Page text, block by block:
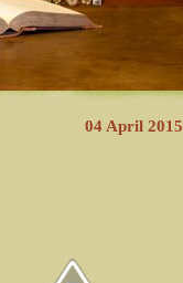
04 April 2015